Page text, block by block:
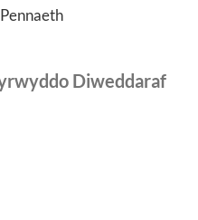
Diweddaraf